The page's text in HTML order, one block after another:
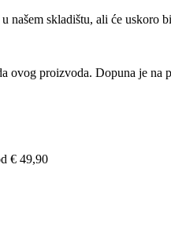
našem skladištu, ali će uskoro
ovog proizvoda. Dopuna je
€ 49,90